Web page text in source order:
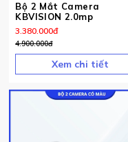
Bộ 2 Mắt Camera
KBVISION 2.0mp
3.380.000đ
4.900.000đ
Xem chi tiết